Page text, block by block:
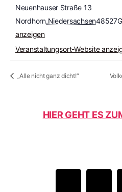
Neuenhauser Straße 13
Nordhorn,Niedersachsen48527
anzeigen
Veranstaltungsort-Website
„Alle nicht ganz dicht!“
HIER GEHT ES